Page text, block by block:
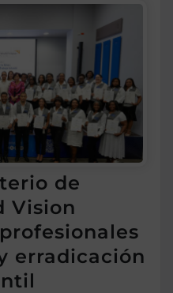
de
Vision
erradicación